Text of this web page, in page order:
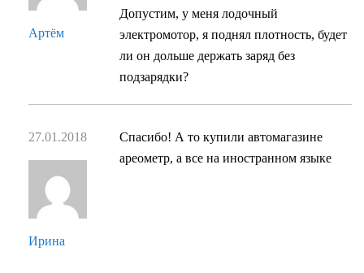
Артём
Допустим, у меня лодочный
электромотор, я поднял плотность, будет
ли он дольше держать заряд без
подзарядки?
27.01.2018
Ирина
Спасибо! А то купили автомагазине
ареометр, а все на иностранном языке